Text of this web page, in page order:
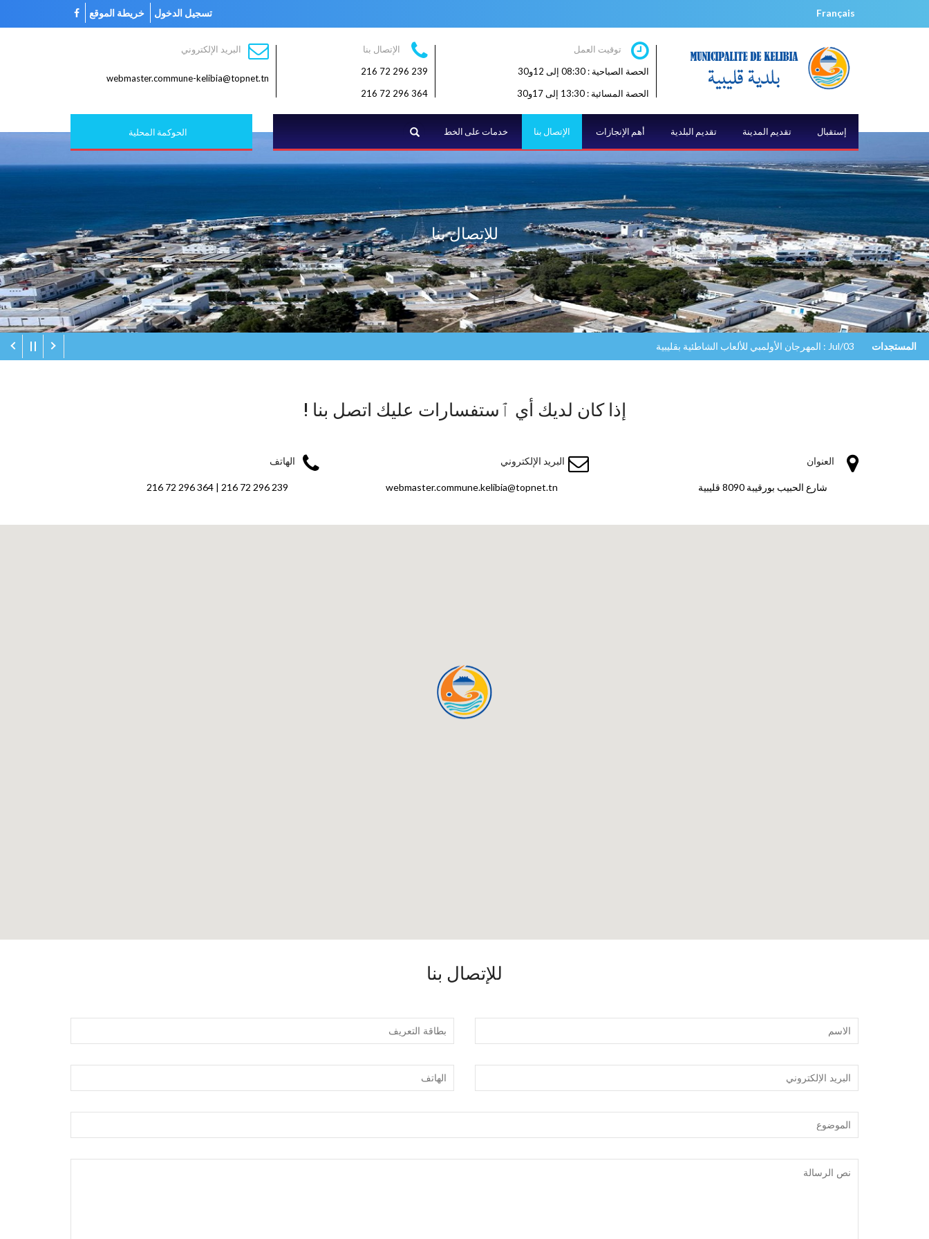
Français تسجيل الدخول خريطة الموقع
توقيت العمل
الحصة الصباحية : 08:30 إلى 12و30
الحصة المسائية : 13:30 إلى 17و30
الإتصال بنا
239 296 72 216
364 296 72 216
البريد الإلكتروني
webmaster.commune-kelibia@topnet.tn
للإتصال بنا
المستجدات Jul/03 : المهرجان الأولمبي للألعاب الشاطئية بقليبية
إستقبال تقديم المدينة تقديم البلدية أهم الإنجازات الإتصال بنا خدمات على الخط البحث الحوكمة المحلية
إذا كان لديك أي ٱستفسارات عليك اتصل بنا !
العنوان
شارع الحبيب بورقيبة 8090 قليبية
البريد الإلكتروني
webmaster.commune.kelibia@topnet.tn
الهاتف
239 296 72 216 | 364 296 72 216
للإتصال بنا